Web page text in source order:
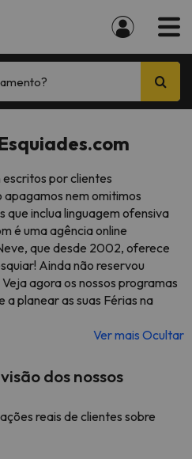
por clientes
apagamos nem omitimos
que inclua linguagem ofensiva
é uma agência online
que desde 2002, oferece
Ainda não reservou
agora os nossos programas
a planear as suas Férias na
Ver mais Ocultar
dos nossos
reais de clientes sobre